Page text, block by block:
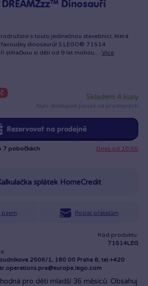
DREAMZzz™ Dinosauří
s touto jedinečnou stavebnicí, která
dinosaurů! S LEGO® 71514
stíhačkou si děti od 9 let mohou… Více
skladem 4 kusy
Nyní dostupné pouze na prodejnách
Rezervovat na prodejně
7 pobočkách Dnes od 10:00
splátek HomeCredit
psem Poslat přátelům
Kód produktu:
71514LEG
2506/1, 180 00 Praha 8, tel.+420
pro děti mladší 36 měsíců. Obsahuj